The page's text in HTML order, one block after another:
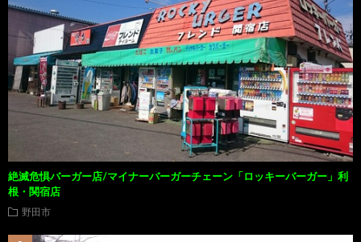
絶滅危惧バーガー店/マイナーバーガーチェーン「ロッキーバーガー」利
根・関宿店
野田市